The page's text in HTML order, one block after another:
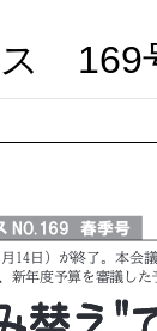
ス 169